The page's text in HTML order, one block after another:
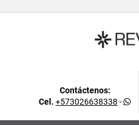
Contáctenos:
Cel. +573026638338 -